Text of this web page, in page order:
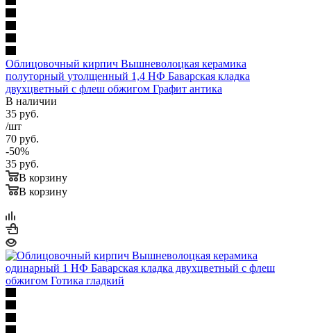
Облицовочный кирпич Вышневолоцкая керамика
полуторный утолщенный 1,4 НФ Баварская кладка
двухцветный с флеш обжигом Графит антика
В наличии
35 руб.
/шт
70 руб.
-50%
35 руб.
В корзину
В корзину